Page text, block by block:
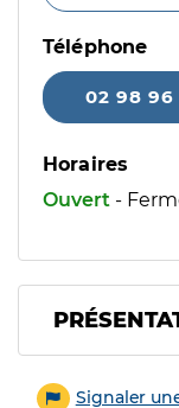
Téléphone
02 98 96
Horaires
Ouvert -
Signaler